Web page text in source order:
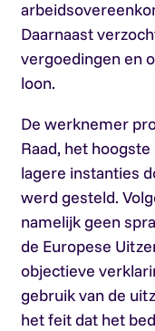
Daarnaast
vergoedingen en
loon.
De werknemer
Raad, het
lagere instanties
werd gesteld.
namelijk geen
de Europese
objectieve
gebruik van de
het feit dat het